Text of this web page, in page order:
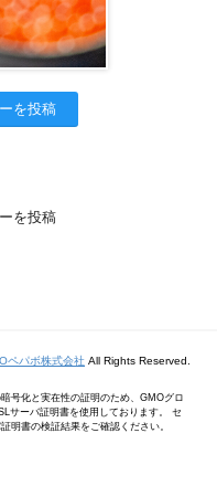
を投稿
を投稿
ペパボ株式会社 All Rights Reserved.
号化と実在性の証明のため、GMOグロ
サーバ証明書を使用しております。 セ
明書の検証結果をご確認ください。